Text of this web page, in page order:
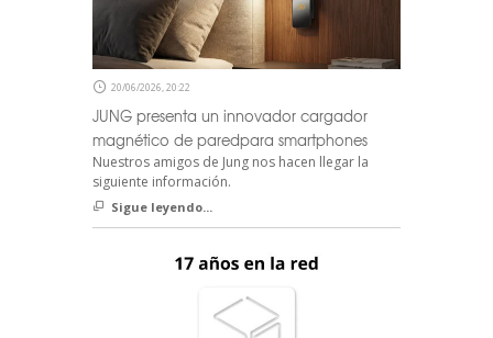
20/06/2026, 20:22
JUNG presenta un innovador cargador
magnético de paredpara smartphones
Nuestros amigos de Jung nos hacen llegar la
siguiente información.
Sigue leyendo...